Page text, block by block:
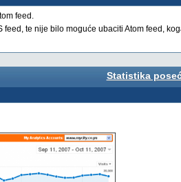
feed.
feed, te nije bilo moguće ubaciti Atom feed,
Statistika